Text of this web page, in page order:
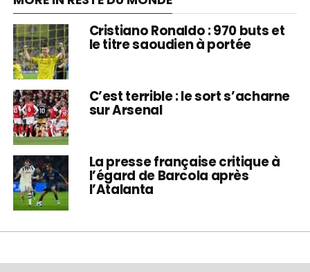
Cristiano Ronaldo : 970 buts et
le titre saoudien à portée
C’est terrible : le sort s’acharne
sur Arsenal
La presse française critique à
l’égard de Barcola après
l’Atalanta